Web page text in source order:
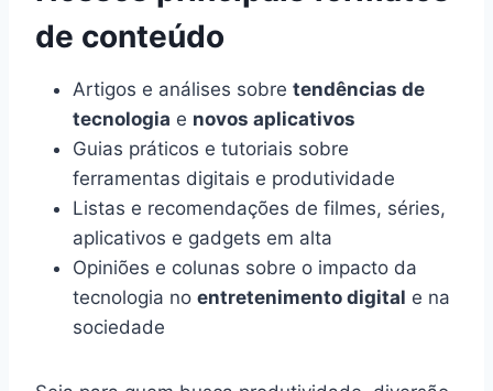
de conteúdo
Artigos e análises sobre tendências de
tecnologia e novos aplicativos
Guias práticos e tutoriais sobre
ferramentas digitais e produtividade
Listas e recomendações de filmes, séries,
aplicativos e gadgets em alta
Opiniões e colunas sobre o impacto da
tecnologia no entretenimento digital e na
sociedade